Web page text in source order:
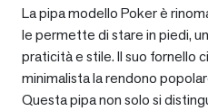
La pipa modello Poker è
le permette di stare in piedi,
praticità e stile. Il suo fornello
minimalista la rendono
Questa pipa non solo si